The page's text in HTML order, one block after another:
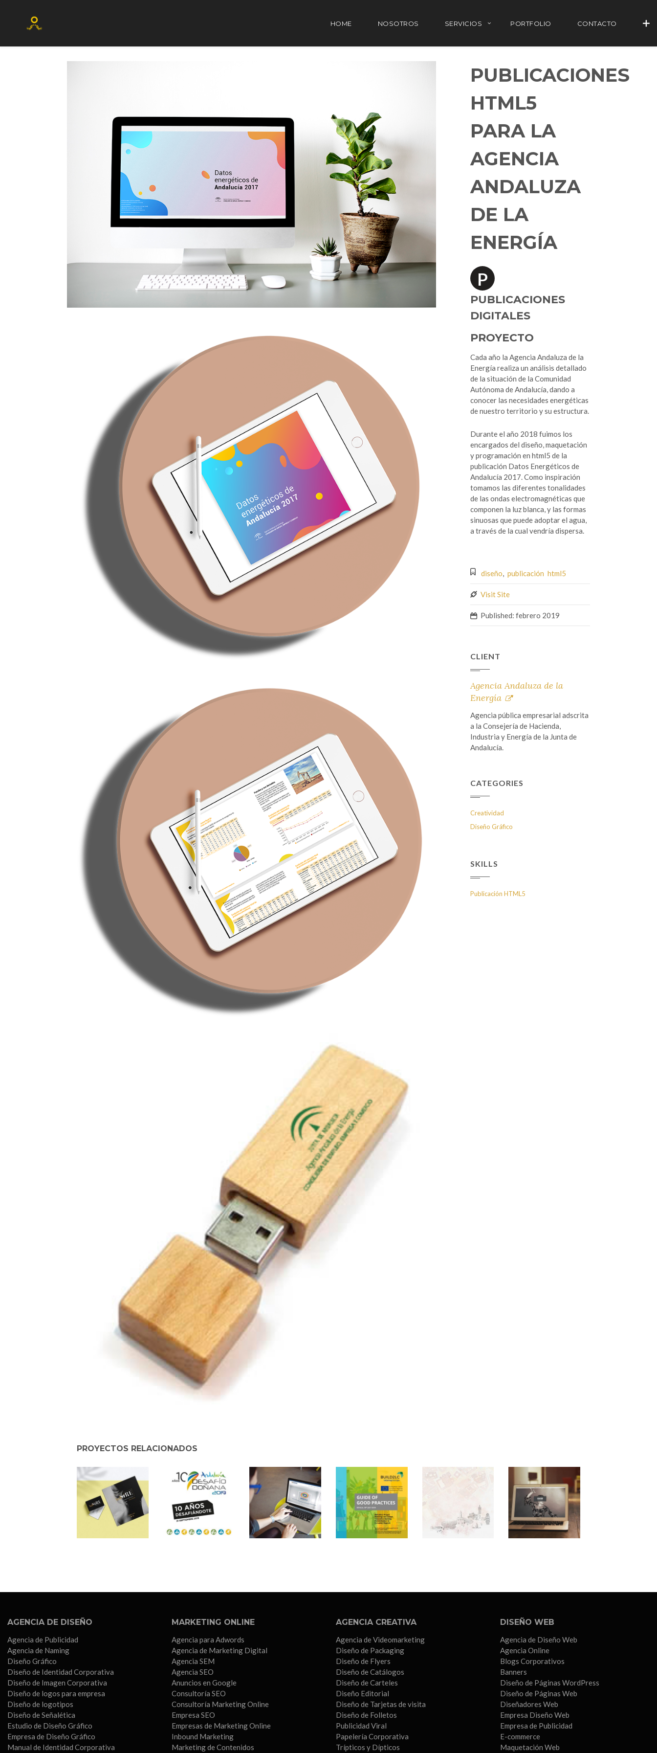
HOME NOSOTROS SERVICIOS PORTFOLIO CONTACTO
+34 677 802 482
PUBLICACIONES
HTML5
PARA LA
AGENCIA
ANDALUZA
DE LA
ENERGÍA
P
PUBLICACIONES
DIGITALES
PROYECTO
Cada año la Agencia Andaluza de la
Energía realiza un análisis detallado
de la situación de la Comunidad
Autónoma de Andalucía, dando a
conocer las necesidades energéticas
de nuestro territorio y su estructura.
Durante el año 2018 fuimos los
encargados del diseño, maquetación
y programación en html5 de la
publicación Datos Energéticos de
Andalucía 2017. Como inspiración
tomamos las diferentes tonalidades
de las ondas electromagnéticas que
componen la luz blanca, y las formas
sinuosas que puede adoptar el agua,
a través de la cual vendría dispersa.
diseño, publicación html5
Visit Site
Published: febrero 2019
CLIENT
Agencia Andaluza de la
Energía
Agencia pública empresarial adscrita
a la Consejería de Hacienda,
Industria y Energía de la Junta de
Andalucía.
CATEGORIES
Creatividad
Diseño Gráfico
SKILLS
Publicación HTML5
PROYECTOS RELACIONADOS
AGENCIA DE DISEÑO
Agencia de Publicidad
Agencia de Naming
Diseño Gráfico
Diseño de Identidad Corporativa
Diseño de Imagen Corporativa
Diseño de logos para empresa
Diseño de logotipos
Diseño de Señalética
Estudio de Diseño Gráfico
Empresa de Diseño Gráfico
Manual de Identidad Corporativa
MARKETING ONLINE
Agencia para Adwords
Agencia de Marketing Digital
Agencia SEM
Agencia SEO
Anuncios en Google
Consultoría SEO
Consultoría Marketing Online
Empresa SEO
Empresas de Marketing Online
Inbound Marketing
Marketing de Contenidos
AGENCIA CREATIVA
Agencia de Videomarketing
Diseño de Packaging
Diseño de Flyers
Diseño de Catálogos
Diseño de Carteles
Diseño Editorial
Diseño de Tarjetas de visita
Diseño de Folletos
Publicidad Viral
Papelería Corporativa
Trípticos y Dípticos
DISEÑO WEB
Agencia de Diseño Web
Agencia Online
Blogs Corporativos
Banners
Diseño de Páginas WordPress
Diseño de Páginas Web
Diseñadores Web
Empresa Diseño Web
Empresa de Publicidad
E-commerce
Maquetación Web